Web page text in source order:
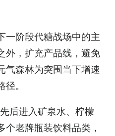
一阶段代糖战场中的主
外，扩充产品线，避免
气森林为突围当下增速
。
后进入矿泉水、柠檬
老牌瓶装饮料品类，